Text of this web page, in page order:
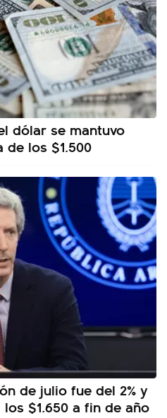
dólar se mantuvo
los $1.500
de julio fue del 2% y
$1.650 a fin de año